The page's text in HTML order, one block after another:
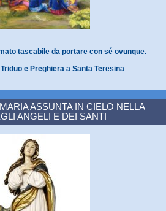
tascabile da portare con sé ovunque.
e Preghiera a Santa Teresina
ASSUNTA IN CIELO NELLA
ANGELI E DEI SANTI